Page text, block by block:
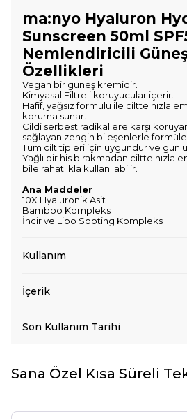
ma:nyo Hyaluron
Sunscreen 50ml
Nemlendiricili
Özellikleri
Vegan bir güneş kremidir.
Kimyasal Filtreli koruyucular içerir.
Hafif, yağsız formülü ile ciltte hızla
koruma sunar.
Cildi serbest radikallere karşı
sağlayan zengin bileşenlerle
Tüm cilt tipleri için uygundur ve
Yağlı bir his bırakmadan ciltte hızla
bile rahatlıkla kullanılabilir.
Ana Maddeler
10X Hyaluronik Asit
Bamboo Kompleks
İncir ve Lipo Sooting Kompleks
Kullanım
İçerik
Son Kullanım Tarihi
Sana Özel Kısa Süreli